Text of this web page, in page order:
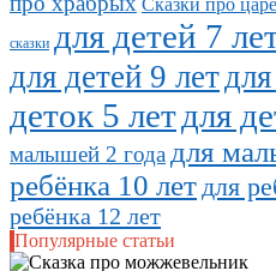
сказки для детей 7
для детей 9 лет
деток 5 летдля
малышей 2 года для
ребёнка 10 лет для
ребёнка 12 лет
Популярные статьи